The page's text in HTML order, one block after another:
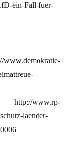
ein-Fall-fuer-
laender-